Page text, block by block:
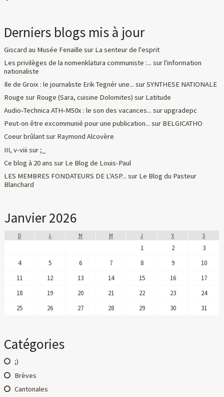
Derniers blogs mis à jour
Giscard au Musée Fenaille sur La senteur de l'esprit
Les privilèges de la nomenklatura communiste :... surl'information
nationaliste
Ile de Groix : le journaliste Erik Tegnér une... surSYNTHESE NATIONALE
Rouge sur Rouge (Sara, cuisine Dolomites) sur Latitude
Audio‑Technica ATH‑M50x : le son des vacances... surupgradepc
Peut-on être excommunié pour une publication... sur BELGICATHO
Coeur brûlantsur Raymond Alcovère
III, v-viii sur ;_
Ce blog à 20 ans sur Le Blog de Louis-Paul
LES MEMBRES FONDATEURS DE L'ASP... sur Le Blog du Pasteur
Blanchard
Janvier 2026
D L M M J V S
1 2
3
4
5 6 7 8 9
10
11
12 13 14 15 16
17
18
19 20 21 22 23
24
25
26 27 28 29 30 31
Catégories
;)
Brèves
Cantonales